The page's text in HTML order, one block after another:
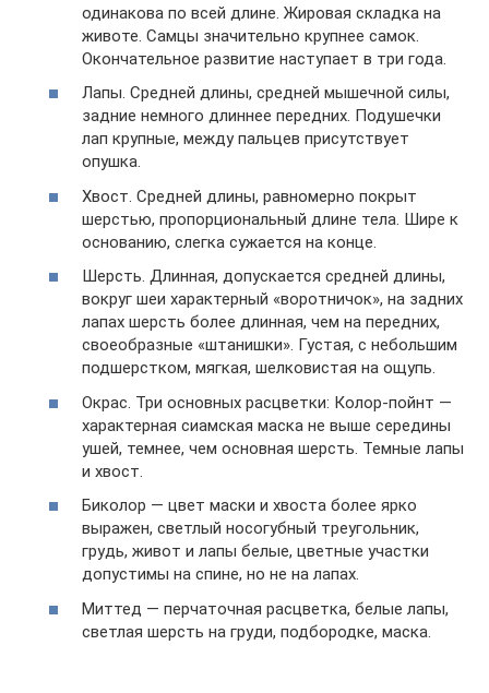
одинакова по всей длине. Жировая складка на
животе. Самцы значительно крупнее самок.
Окончательное развитие наступает в три года.
Лапы. Средней длины, средней мышечной силы,
задние немного длиннее передних. Подушечки
лап крупные, между пальцев присутствует
опушка.
Хвост. Средней длины, равномерно покрыт
шерстью, пропорциональный длине тела. Шире к
основанию, слегка сужается на конце.
Шерсть. Длинная, допускается средней длины,
вокруг шеи характерный «воротничок», на задних
лапах шерсть более длинная, чем на передних,
своеобразные «штанишки». Густая, с небольшим
подшерстком, мягкая, шелковистая на ощупь.
Окрас. Три основных расцветки: Колор-пойнт —
характерная сиамская маска не выше середины
ушей, темнее, чем основная шерсть. Темные лапы
и хвост.
Биколор — цвет маски и хвоста более ярко
выражен, светлый носогубный треугольник,
грудь, живот и лапы белые, цветные участки
допустимы на спине, но не на лапах.
Миттед — перчаточная расцветка, белые лапы,
светлая шерсть на груди, подбородке, маска.